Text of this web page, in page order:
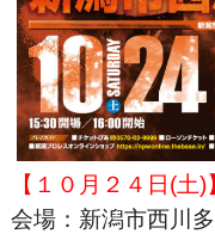
【１０月２４日(土
会場：新潟市西川